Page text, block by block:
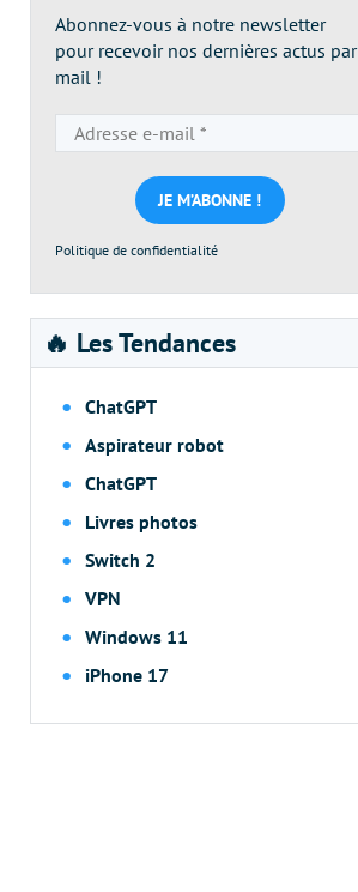
Abonnez-vous à notre newsletter
pour recevoir nos dernières actus par
mail !
e-
mail
*
Politique de confidentialité
🔥 Les Tendances
ChatGPT
Aspirateur robot
ChatGPT
Livres photos
Switch 2
VPN
Windows 11
iPhone 17